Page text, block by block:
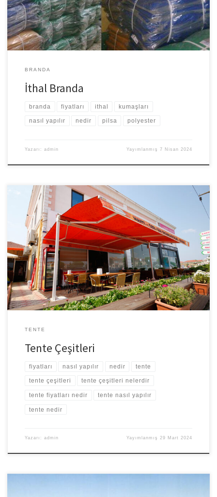
Tüm açık alanları süratli bir şekilde korunaklı hale getirmesi
sebebiyle son derece pratik ve düşük […]
BRANDA
İthal Branda
branda fiyatları ithal kumaşları
nasıl yapılır nedir pilsa polyester
Yazarı: admin Yayımlanmış7 Nisan 2024
Tente çeşitleri bakımından oldukça geniş bir alandır. Bir tentenin
kalitesi ve işlevselliği imalatındaki kumaşın kalite değerleri ile
doğru orantılıdır. Kumaşın teknik olarak tente görevi görüp
göremeyeceği bir takım hasaslıklarına ve dokunma sıklığına
bağlıdır. Ancak her şeyden evvel yapıldığı kumaş ve hatta kumaşın
dokunduğu iplik son derece önemlidir. Genellikle Pergola tente
[…]
TENTE
Tente Çeşitleri
fiyatları nasıl yapılır nedir tente
tente çeşitleri tente çeşitleri nelerdir
tente fiyatları nedir tente nasıl yapılır
tente nedir
Yazarı: admin Yayımlanmış29 Mart 2024